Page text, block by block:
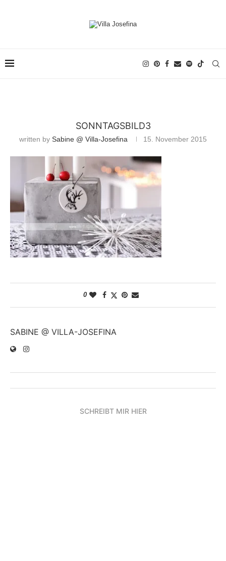
SONNTAGSBILD3
written by Sabine @ Villa-Josefina 15. November 2015
0
SABINE @ VILLA-JOSEFINA
SCHREIBT MIR HIER